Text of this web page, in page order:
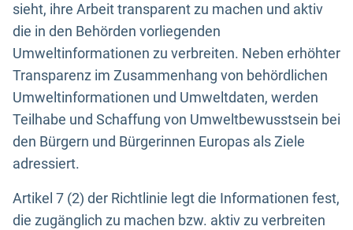
sieht, ihre Arbeit transparent zu machen und aktiv
die in den Behörden vorliegenden
Umweltinformationen zu verbreiten. Neben erhöhter
Transparenz im Zusammenhang von behördlichen
Umweltinformationen und Umweltdaten, werden
Teilhabe und Schaffung von Umweltbewusstsein bei
den Bürgern und Bürgerinnen Europas als Ziele
adressiert.
Artikel 7 (2) der Richtlinie legt die Informationen fest,
die zugänglich zu machen bzw. aktiv zu verbreiten